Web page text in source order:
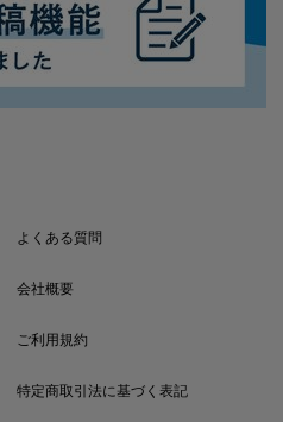
よくある質問
会社概要
ご利用規約
特定商取引法に基づく表記